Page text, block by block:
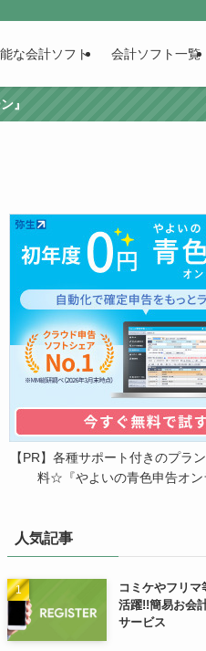
な会計ソフト 会計ソフト一覧
』
【PR】各種サポート付きのプラ
料☆『やよいの青色申告オン
人気記事
コミケやフリ
活躍!!簡易お会
サービス